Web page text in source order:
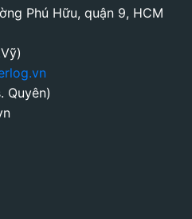
Phú Hữu, quận 9, HCM
Quyên)